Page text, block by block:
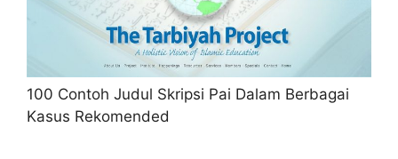
100 Contoh Judul Skripsi Pai Dalam Berbagai
Kasus Rekomended